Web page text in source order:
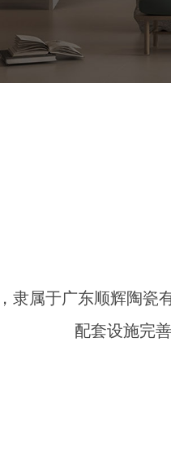
隶属于广东顺辉陶瓷
配套设施完